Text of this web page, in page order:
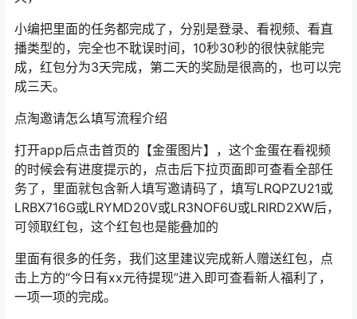
小编把里面的任务都完成了，分别是登录、看视频、看直
播类型的，完全也不耽误时间，10秒30秒的很快就能完
成，红包分为3天完成，第二天的奖励是很高的，也可以完
成三天。
点淘邀请怎么填写流程介绍
打开app后点击首页的【金蛋图片】，这个金蛋在看视频
的时候会有进度提示的，点击后下拉页面即可查看全部任
务了，里面就包含新人填写邀请码了，填写LRQPZU21或
LRBX716G或LRYMD20V或LR3NOF6U或LRIRD2XW后，
可领取红包，这个红包也是能叠加的
里面有很多的任务，我们这里建议完成新人赠送红包，点
击上方的“今日有xx元待提现”进入即可查看新人福利了，
一项一项的完成。